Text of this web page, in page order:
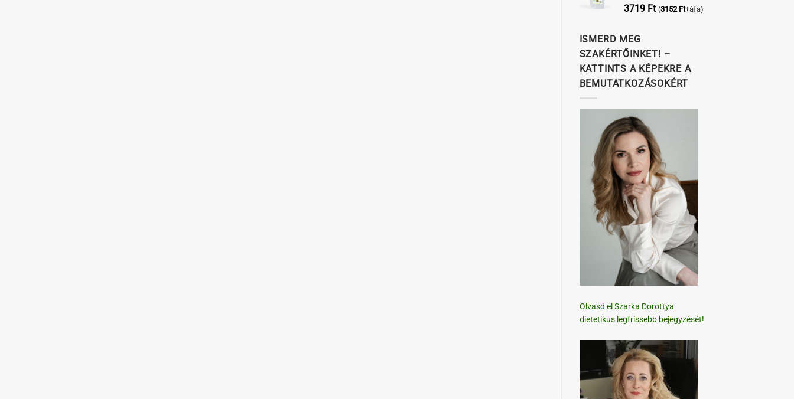
3719 Ft (3152 Ft+áfa)
ISMERD MEG
SZAKÉRTŐINKET! –
KATTINTS A KÉPEKRE A
BEMUTATKOZÁSOKÉRT
Olvasd el Szarka Dorottya
dietetikus legfrissebb bejegyzését!